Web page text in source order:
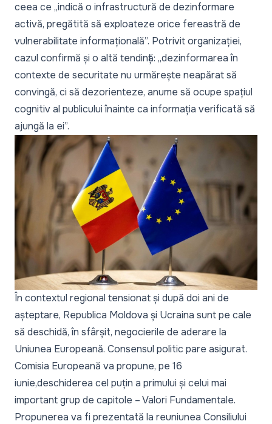
ceea ce „indică o infrastructură de dezinformare
activă, pregătită să exploateze orice fereastră de
vulnerabilitate informațională”. Potrivit organizației,
cazul confirmă și o altă tendință: „dezinformarea în
contexte de securitate nu urmărește neapărat să
convingă, ci să dezorienteze, anume să ocupe spațiul
cognitiv al publicului înainte ca informația verificată să
ajungă la ei”.
În contextul regional tensionat și după doi ani de
așteptare, Republica Moldova și Ucraina sunt pe cale
să deschidă, în sfârșit, negocierile de aderare la
Uniunea Europeană. Consensul politic pare asigurat.
Comisia Europeană va propune, pe 16
iunie,deschiderea cel puțin a primului și celui mai
important grup de capitole – Valori Fundamentale.
Propunerea va fi prezentată la reuniunea Consiliului